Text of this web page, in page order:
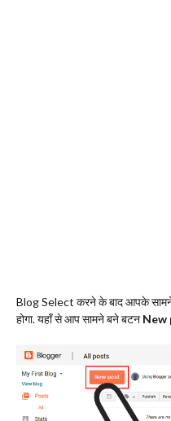
Blog Select करने के बाद आपके
होगा. यहाँ से आप सामने बने बटन New